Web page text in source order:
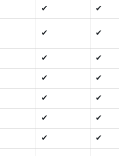
✔ ✔
✔ ✔
✔ ✔
✔ ✔
✔ ✔
✔ ✔
✔ ✔